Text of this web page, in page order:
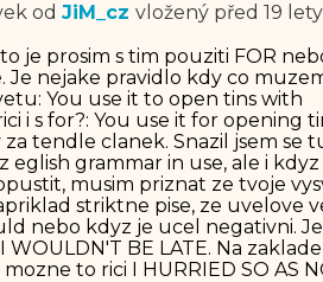
od JiM_cz vložený před 19 lety
je prosim s tim pouziti FOR
Je nejake pravidlo kdy co
You use it to open tins with
i s for?: You use it for opening
za tendle clanek. Snazil jsem se
eglish grammar in use, ale i
musim priznat ze tvoje
striktne pise, ze uvelove
nebo kdyz je ucel negativni.
WOULDN'T BE LATE. Na
to rici I HURRIED SO AS